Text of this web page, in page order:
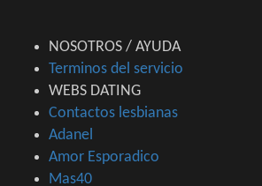
NOSOTROS / AYUDA
Terminos del servicio
WEBS DATING
Contactos lesbianas
Adanel
Amor Esporadico
Mas40